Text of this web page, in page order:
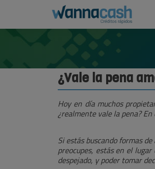
¿Vale la pena
Hoy en día muchos
¿realmente vale la pena?
Si estás buscando formas
preocupes, estás en el
despejado, y poder tomar